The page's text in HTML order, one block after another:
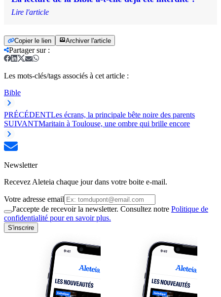
Lire l'article
Copier le lien Archiver l'article
Partager sur:
Les mots-clés/tags associés à cet article :
Bible
PRÉCÉDENTLes écrans, la principale bête noire des parents
SUIVANTMaritain à Toulouse, une ombre qui brille encore
Newsletter
Recevez Aleteia chaque jour dans votre boite e-mail.
Votre adresse email
J'accepte de recevoir la newsletter. Consultez notre Politique de
confidentialité pour en savoir plus.
S'inscrire